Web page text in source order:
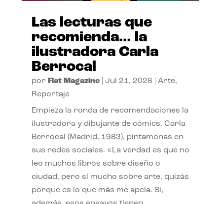
Las lecturas que
recomienda… la
ilustradora Carla
Berrocal
por Flat Magazine| Jul 21, 2026 Arte,
Reportaje
Empieza la ronda de recomendaciones la
ilustradora y dibujante de cómics, Carla
Berrocal (Madrid, 1983), pintamonas en
sus redes sociales. «La verdad es que no
leo muchos libros sobre diseño o
ciudad, pero sí mucho sobre arte, quizás
porque es lo que más me apela. Si,